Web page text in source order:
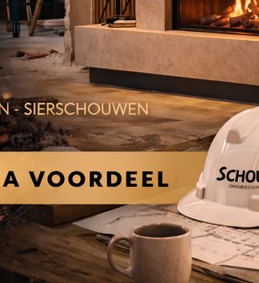
5kW en 7kW
Cadel Spirit 5 UP
Vrijstaande ondiepe
pelletkachel 5,2kW
Bovenaansluiting
BEKIJKEN